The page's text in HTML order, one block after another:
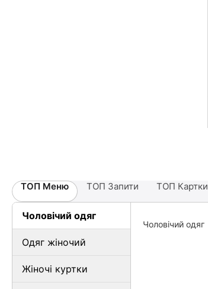
ТОП Меню ТОП Запити ТОП Картки
Чоловічий одяг
Одяг жіночий
Жіночі куртки
Чоловічий одяг